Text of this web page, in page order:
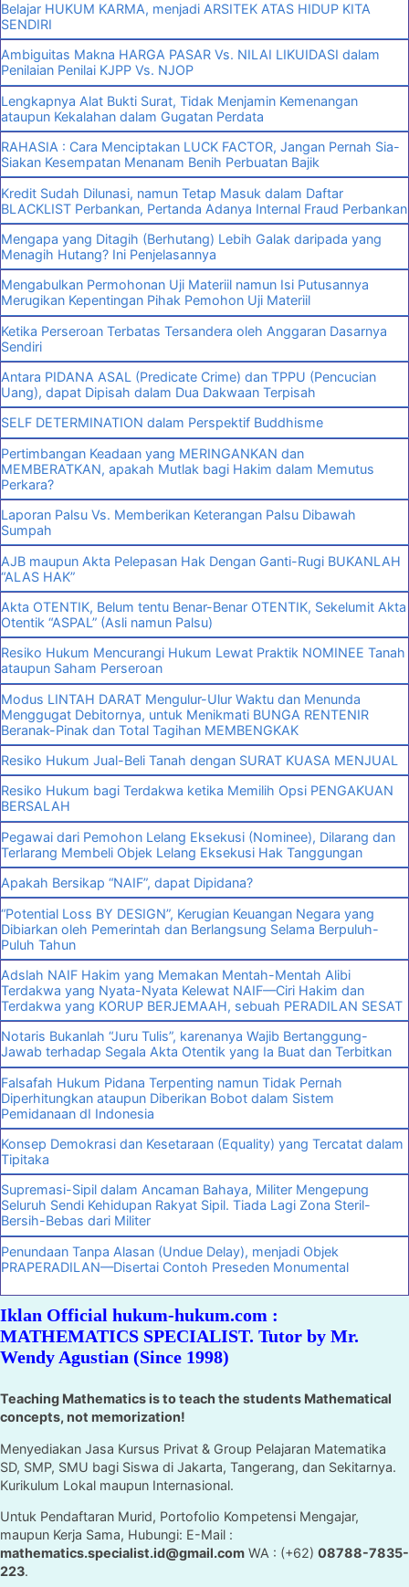
Belajar HUKUM KARMA, menjadi ARSITEK ATAS HIDUP KITA
SENDIRI
Ambiguitas Makna HARGA PASAR Vs. NILAI LIKUIDASI dalam
Penilaian Penilai KJPP Vs. NJOP
Lengkapnya Alat Bukti Surat, Tidak Menjamin Kemenangan
ataupun Kekalahan dalam Gugatan Perdata
RAHASIA : Cara Menciptakan LUCK FACTOR, Jangan Pernah Sia-
Siakan Kesempatan Menanam Benih Perbuatan Bajik
Kredit Sudah Dilunasi, namun Tetap Masuk dalam Daftar
BLACKLIST Perbankan, Pertanda Adanya Internal Fraud Perbankan
Mengapa yang Ditagih (Berhutang) Lebih Galak daripada yang
Menagih Hutang? Ini Penjelasannya
Mengabulkan Permohonan Uji Materiil namun Isi Putusannya
Merugikan Kepentingan Pihak Pemohon Uji Materiil
Ketika Perseroan Terbatas Tersandera oleh Anggaran Dasarnya
Sendiri
Antara PIDANA ASAL (Predicate Crime) dan TPPU (Pencucian
Uang), dapat Dipisah dalam Dua Dakwaan Terpisah
SELF DETERMINATION dalam Perspektif Buddhisme
Pertimbangan Keadaan yang MERINGANKAN dan
MEMBERATKAN, apakah Mutlak bagi Hakim dalam Memutus
Perkara?
Laporan Palsu Vs. Memberikan Keterangan Palsu Dibawah
Sumpah
AJB maupun Akta Pelepasan Hak Dengan Ganti-Rugi BUKANLAH
“ALAS HAK”
Akta OTENTIK, Belum tentu Benar-Benar OTENTIK, Sekelumit Akta
Otentik “ASPAL” (Asli namun Palsu)
Resiko Hukum Mencurangi Hukum Lewat Praktik NOMINEE Tanah
ataupun Saham Perseroan
Modus LINTAH DARAT Mengulur-Ulur Waktu dan Menunda
Menggugat Debitornya, untuk Menikmati BUNGA RENTENIR
Beranak-Pinak dan Total Tagihan MEMBENGKAK
Resiko Hukum Jual-Beli Tanah dengan SURAT KUASA MENJUAL
Resiko Hukum bagi Terdakwa ketika Memilih Opsi PENGAKUAN
BERSALAH
Pegawai dari Pemohon Lelang Eksekusi (Nominee), Dilarang dan
Terlarang Membeli Objek Lelang Eksekusi Hak Tanggungan
Apakah Bersikap “NAIF”, dapat Dipidana?
“Potential Loss BY DESIGN”, Kerugian Keuangan Negara yang
Dibiarkan oleh Pemerintah dan Berlangsung Selama Berpuluh-
Puluh Tahun
Adslah NAIF Hakim yang Memakan Mentah-Mentah Alibi
Terdakwa yang Nyata-Nyata Kelewat NAIF—Ciri Hakim dan
Terdakwa yang KORUP BERJEMAAH, sebuah PERADILAN SESAT
Notaris Bukanlah “Juru Tulis”, karenanya Wajib Bertanggung-
Jawab terhadap Segala Akta Otentik yang Ia Buat dan Terbitkan
Falsafah Hukum Pidana Terpenting namun Tidak Pernah
Diperhitungkan ataupun Diberikan Bobot dalam Sistem
Pemidanaan dI Indonesia
Konsep Demokrasi dan Kesetaraan (Equality) yang Tercatat dalam
Tipitaka
Supremasi-Sipil dalam Ancaman Bahaya, Militer Mengepung
Seluruh Sendi Kehidupan Rakyat Sipil. Tiada Lagi Zona Steril-
Bersih-Bebas dari Militer
Penundaan Tanpa Alasan (Undue Delay), menjadi Objek
PRAPERADILAN—Disertai Contoh Preseden Monumental
Iklan Official hukum-hukum.com :
MATHEMATICS SPECIALIST. Tutor by Mr.
Wendy Agustian (Since 1998)
Teaching Mathematics is to teach the students Mathematical
concepts, not memorization!
Menyediakan Jasa Kursus Privat & Group Pelajaran Matematika
SD, SMP, SMU bagi Siswa di Jakarta, Tangerang, dan Sekitarnya.
Kurikulum Lokal maupun Internasional.
Untuk Pendaftaran Murid, Portofolio Kompetensi Mengajar,
maupun Kerja Sama, Hubungi: E-Mail :
mathematics.specialist.id@gmail.com WA : (+62) 08788-7835-
223.